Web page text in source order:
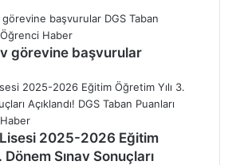
görevine başvurular
2025-2026 Eğitim
Dönem Sınav Sonuçları